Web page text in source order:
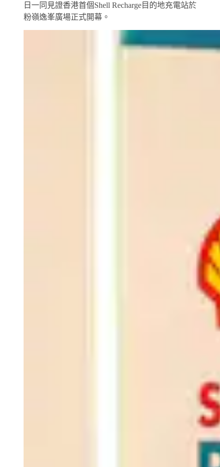
日一同見證香港首個Shell Recharge目的地充電站於
粉嶺逸峯廣場正式開幕。